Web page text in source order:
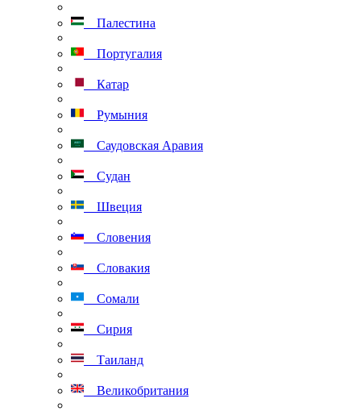
Палестина
Португалия
Катар
Румыния
Саудовская Аравия
Судан
Швеция
Словения
Словакия
Сомали
Сирия
Таиланд
Великобритания